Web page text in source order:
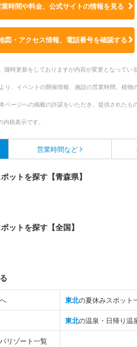
時間や料金、公式サイトの情報を見る
図・アクセス情報、電話番号を確認する
時更新をしておりますが内容が変更となってい
り、イベントの開催情報、施設の営業時間、植物
ページへの掲載の許諾をいただき、提供されたも
税表示です。
営業時間など
ットを探す【青森県】
ットを探す【全国】
東北の夏休みスポット
東北の温泉・日帰り温
リゾート一覧